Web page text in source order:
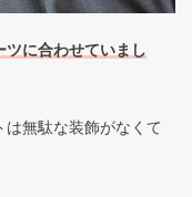
ツに合わせていまし
無駄な装飾がなくて